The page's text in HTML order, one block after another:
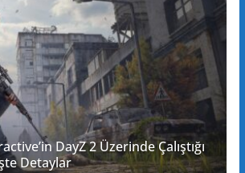
DayZ 2 Üzerinde Çalıştığı
Detaylar